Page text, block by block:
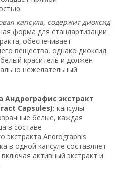
капсула, содержит диоксид
форма для стандартизации
обеспечивает
вещества, однако диоксид
краситель и должен
нежелательный
Андрографис экстракт
Capsules): капсулы
белые, каждая
в составе
экстракта Andrographis
в одной капсуле составляет
активный экстракт и